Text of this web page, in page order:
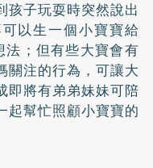
孩子玩耍時突然說出
以生一個小寶寶給
；但有些大寶會有
關注的行為，可讓大
即將有弟弟妹妹可陪
起幫忙照顧小寶寶的